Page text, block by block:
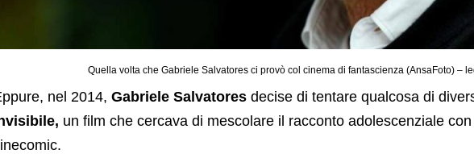
Quella volta che Gabriele Salvatores ci provò col cinema di fantascienza (AnsaFoto) –
nel 2014, Gabriele Salvatoresdecise di tentare qualcosa di
un film che cercava di mescolare il racconto adolescenziale con